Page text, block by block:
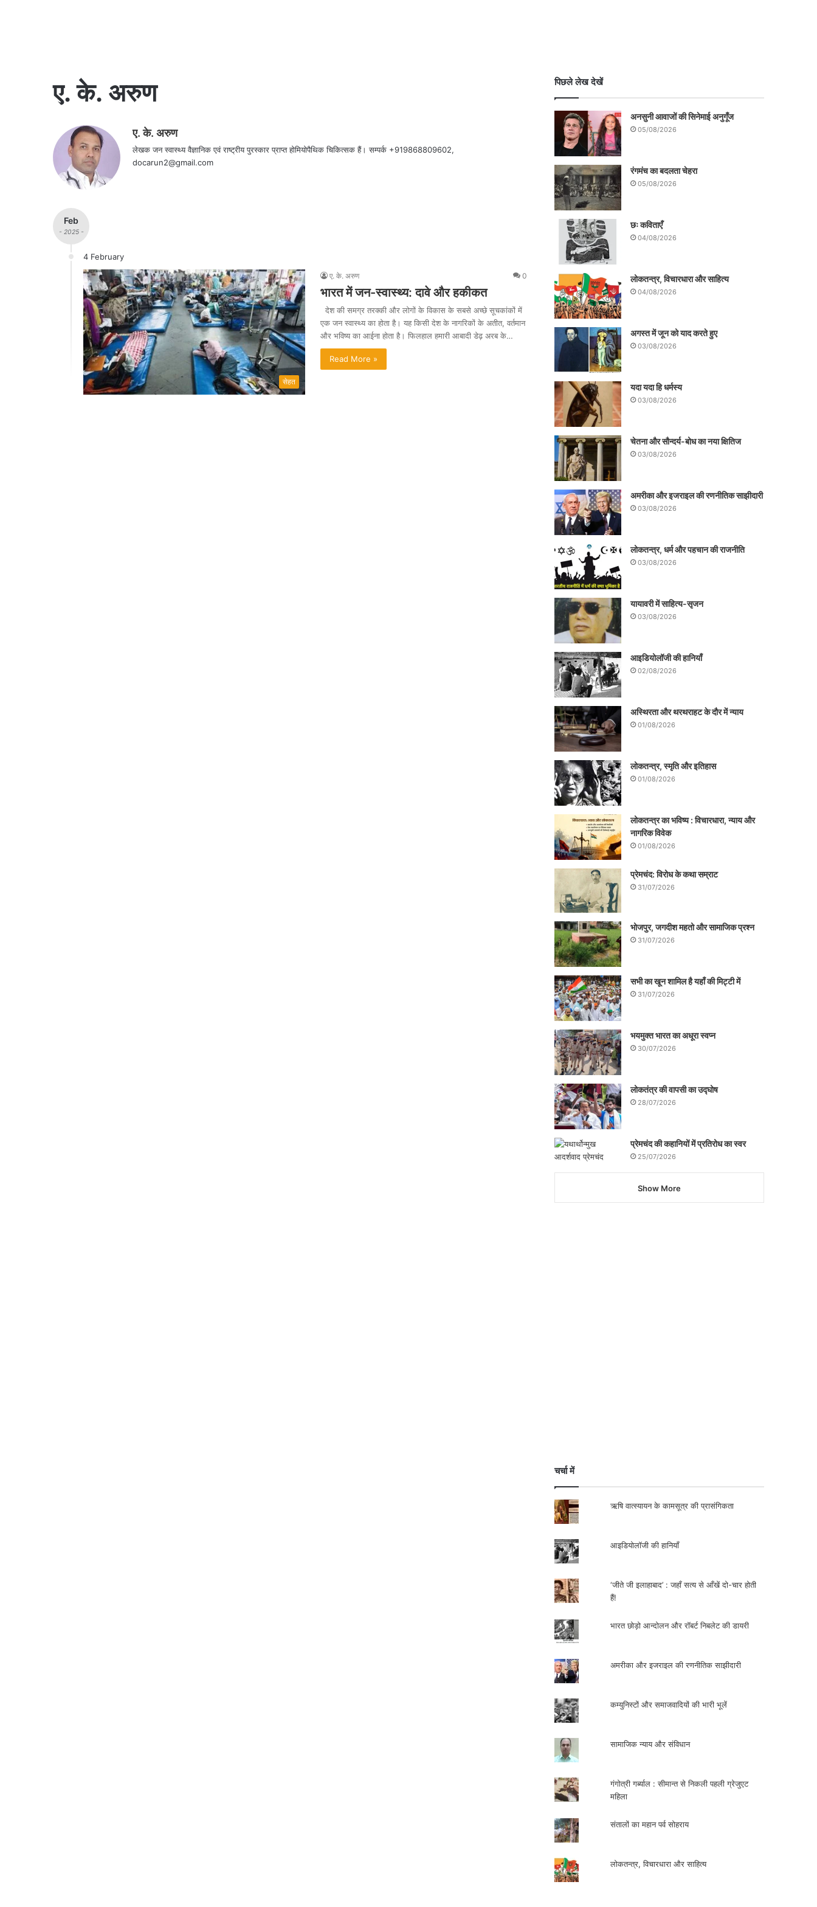
ए. के. अरुण
ए. के. अरुण
लेखक जन स्वास्थ्य वैज्ञानिक एवं राष्ट्रीय पुरस्कार प्राप्त होमियोपैथिक चिकित्सक हैं। सम्पर्क +919868809602,
docarun2@gmail.com
Feb
- 2025 -
4 February
सेहत
ए. के. अरुण 0
भारत में जन-स्वास्थ्य: दावे और हकीकत
देश की समग्र तरक्की और लोगों के विकास के सबसे अच्छे सूचकांकों में
एक जन स्वास्थ्य का होता है। यह किसी देश के नागरिकों के अतीत, वर्तमान
और भविष्य का आईना होता है। फिलहाल हमारी आबादी डेढ़ अरब के…
Read More »
पिछले लेख देखें
अनसुनी आवाजों की सिनेमाई अनुगूँज
05/08/2026
रंगमंच का बदलता चेहरा
05/08/2026
छः कविताएँ
04/08/2026
लोकतन्त्र, विचारधारा और साहित्य
04/08/2026
अगस्त में जून को याद करते हुए
03/08/2026
यदा यदा हि धर्मस्य
03/08/2026
चेतना और सौन्दर्य-बोध का नया क्षितिज
03/08/2026
अमरीका और इजराइल की रणनीतिक साझीदारी
03/08/2026
लोकतन्त्र, धर्म और पहचान की राजनीति
03/08/2026
यायावरी में साहित्य-सृजन
03/08/2026
आइडियोलॉजी की हानियाँ
02/08/2026
अस्थिरता और थरथराहट के दौर में न्याय
01/08/2026
लोकतन्त्र, स्मृति और इतिहास
01/08/2026
लोकतन्त्र का भविष्य : विचारधारा, न्याय और
नागरिक विवेक
01/08/2026
प्रेमचंद: विरोध के कथा सम्राट
31/07/2026
भोजपुर, जगदीश महतो और सामाजिक प्रश्न
31/07/2026
सभी का खून शामिल है यहाँ की मिट्टी में
31/07/2026
भयमुक्त भारत का अधूरा स्वप्न
30/07/2026
लोकतंत्र की वापसी का उद्घोष
28/07/2026
प्रेमचंद की कहानियों में प्रतिरोध का स्वर
25/07/2026
Show More
चर्चा में
ऋषि वात्स्यायन के कामसूत्र की प्रासंगिकता
आइडियोलॉजी की हानियाँ
‘जीते जी इलाहाबाद’ : जहाँ सत्य से आँखें दो-चार होती
हैं!
भारत छोड़ो आन्दोलन और रॉबर्ट निबलेट की डायरी
अमरीका और इजराइल की रणनीतिक साझीदारी
कम्युनिस्टों और समाजवादियों की भारी भूलें
सामाजिक न्याय और संविधान
गंगोत्री गर्ब्याल : सीमान्त से निकली पहली ग्रेजुएट
महिला
संतालों का महान पर्व सोहराय
लोकतन्त्र, विचारधारा और साहित्य